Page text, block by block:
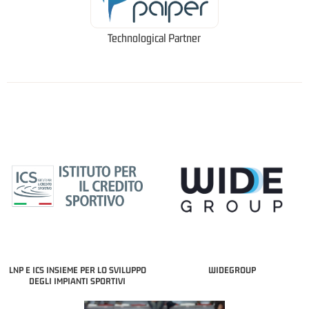
Technological Partner
LNP E ICS INSIEME PER LO SVILUPPO
DEGLI IMPIANTI SPORTIVI
WIDEGROUP